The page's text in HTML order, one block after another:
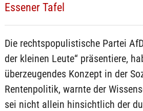
Essener Tafel
Die rechtspopulistische Partei
der kleinen Leute“ präsentiere,
überzeugendes Konzept in der
Rentenpolitik, warnte der
sei nicht allein hinsichtlich der